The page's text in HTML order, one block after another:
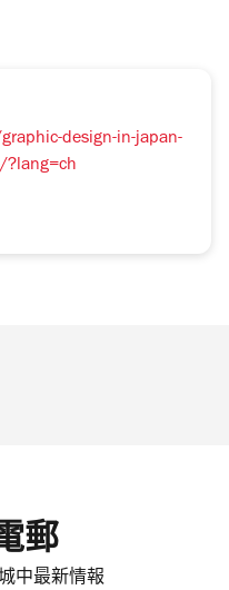
design-in-japan-
?lang=ch
郵
中最新情報